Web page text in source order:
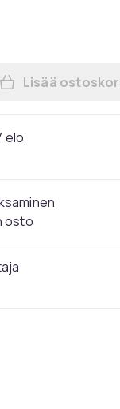
Lisää
Lisää
elo
osto